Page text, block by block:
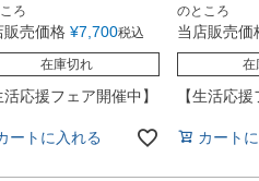
ろ
販売価格 ¥7,700税込
在庫切れ
活応援フェア開催中】
ートに入れる
のところ
当店販売価
在
【生活応援
カート